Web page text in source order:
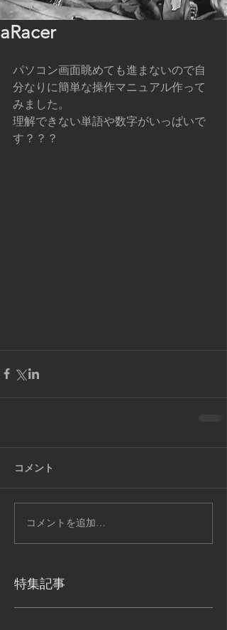
aRacer
パソコン画面眺めても進まないので自
分なりに簡単な操作マニュアル作って
みました。
理解できない単語や数字がいっぱいで
す？？？
コメント
コメントを追加…
特集記事